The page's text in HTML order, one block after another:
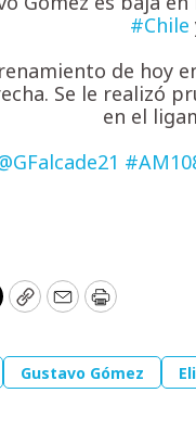
#Chile
de hoy
Se le realizó
en el
CopyEmailPrint
Gustavo Gómez